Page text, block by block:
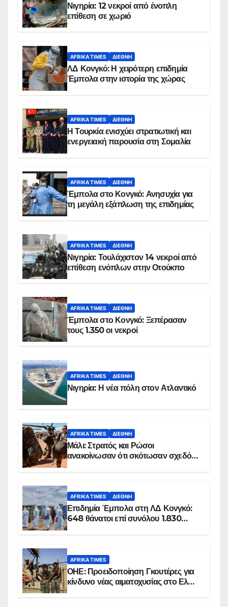
Νιγηρία: 12 νεκροί από ένοπλη
επίθεση σε χωριό
AFRIKA TIMES ΔΙΕΘΝΉ
ΛΔ Κονγκό: Η χειρότερη επιδημία
Έμπολα στην ιστορία της χώρας
AFRIKA TIMES ΔΙΕΘΝΉ
Η Τουρκία ενισχύει στρατιωτική και
ενεργειακή παρουσία στη Σομαλία
AFRIKA TIMES ΔΙΕΘΝΉ
Έμπολα στο Κονγκό: Ανησυχία για
τη μεγάλη εξάπλωση της επιδημίας
AFRIKA TIMES ΔΙΕΘΝΉ
Νιγηρία: Τουλάχιστον 14 νεκροί από
επίθεση ενόπλων στην Οτούκπο
AFRIKA TIMES ΔΙΕΘΝΉ
Έμπολα στο Κονγκό: Ξεπέρασαν
τους 1.350 οι νεκροί
AFRIKA TIMES ΔΙΕΘΝΉ
Νιγηρία: Η νέα πόλη στον Ατλαντικό
AFRIKA TIMES ΔΙΕΘΝΉ
Μάλι: Στρατός και Ρώσοι
ανακοίνωσαν ότι σκότωσαν σχεδόν
AFRIKA TIMES ΔΙΕΘΝΉ
Επιδημία Έμπολα στη ΛΔ Κονγκό:
648 θάνατοι επί συνόλου 1.830
AFRIKA TIMES
ΟΗΕ: Προειδοποίηση Γκουτέρες για
κίνδυνο νέας αιματοχυσίας στο Ελ